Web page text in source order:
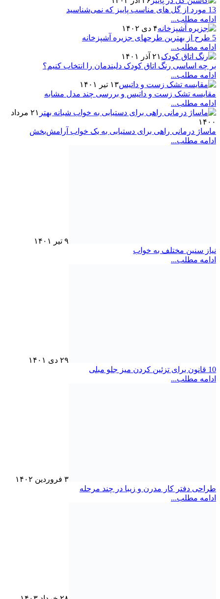
13 مورد از گل های مناسب پاییز که نمی‌شناسید
ادامه مطلب...
۴ دی ۱۴۰۲
5 طرح از بهترین طرحهای جزیره آشپزخانه
ادامه مطلب...
۲۱ آذر ۱۴۰۱
بر چه اساسی رنگ اتاق کودک دلبندمان را انتخاب کنیم؟
ادامه مطلب...
۱۳ تیر ۱۴۰۱
مقایسه تشک زست و داتیس و بررسی چند مدل‌ مشابه
ادامه مطلب...
۲۱ مرداد
۱۴۰۰
ماساژ درمانی راهی برای دستیابی به یک خواب آرامش‌بخش
ادامه مطلب...
۹ تیر ۱۴۰۱
نیاز سنین مختلف به خواب
ادامه مطلب...
۲۹ دی ۱۴۰۱
10 قانون برای تزئین کردن میز جلو مبلی
ادامه مطلب...
۳ فروردین ۱۴۰۲
طراحی دفتر کار مدرن و زیبا در چند مرحله
ادامه مطلب...